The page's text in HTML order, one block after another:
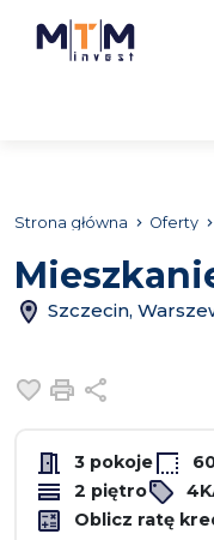
Strona główna Oferty
Szczecin,
Dodaj do
Drukuj
3 pokoje
2 piętro
Oblicz ratę